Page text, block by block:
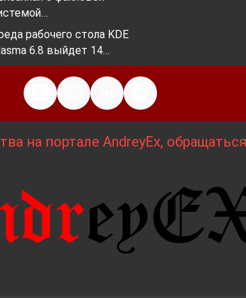
рабочего стола KDE
6.8 выйдет 14…
на портале AndreyEx,